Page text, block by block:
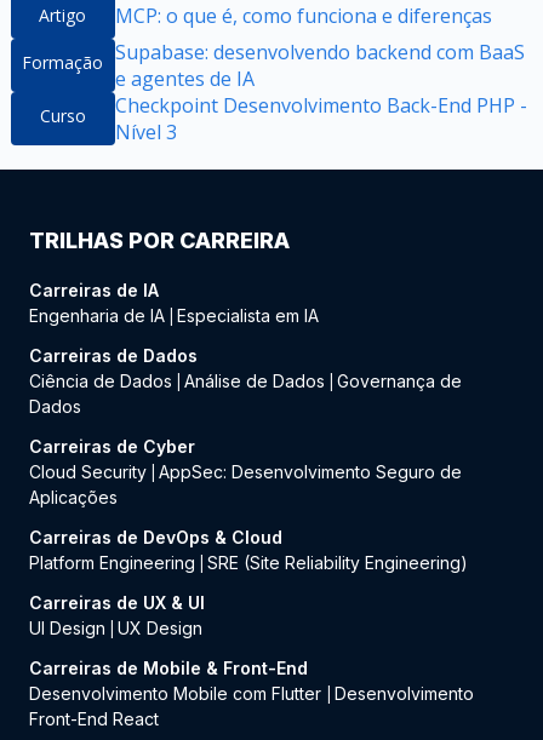
Artigo MCP: o que é, como funciona e diferenças
Formação Supabase: desenvolvendo backend com BaaS
e agentes de IA
Curso
Checkpoint Desenvolvimento Back-End PHP -
Nível 3
TRILHAS POR CARREIRA
Carreiras de IA
Engenharia de IA Especialista em IA
Carreiras de Dados
Ciência de Dados
Análise de Dados
Governança de
Dados
Carreiras de Cyber
Cloud Security AppSec: Desenvolvimento Seguro de
Aplicações
Carreiras de DevOps & Cloud
Platform Engineering
SRE (Site Reliability Engineering)
Carreiras de UX & UI
UI Design
UX Design
Carreiras de Mobile & Front-End
Desenvolvimento Mobile com Flutter
Desenvolvimento
Front-End React